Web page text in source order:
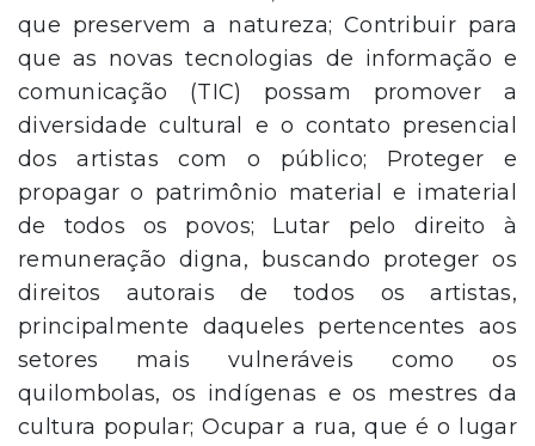
que preservem a natureza; Contribuir para
que as novas tecnologias de informação e
comunicação (TIC) possam promover a
diversidade cultural e o contato presencial
dos artistas com o público; Proteger e
propagar o patrimônio material e imaterial
de todos os povos; Lutar pelo direito à
remuneração digna, buscando proteger os
direitos autorais de todos os artistas,
principalmente daqueles pertencentes aos
setores mais vulneráveis como os
quilombolas, os indígenas e os mestres da
cultura popular; Ocupar a rua, que é o lugar